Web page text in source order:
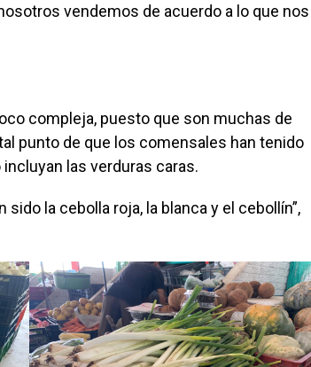
vendemos de acuerdo a lo que nos
compleja, puesto que son muchas de
punto de que los comensales han tenido
las verduras caras.
la cebolla roja, la blanca y el cebollín”,